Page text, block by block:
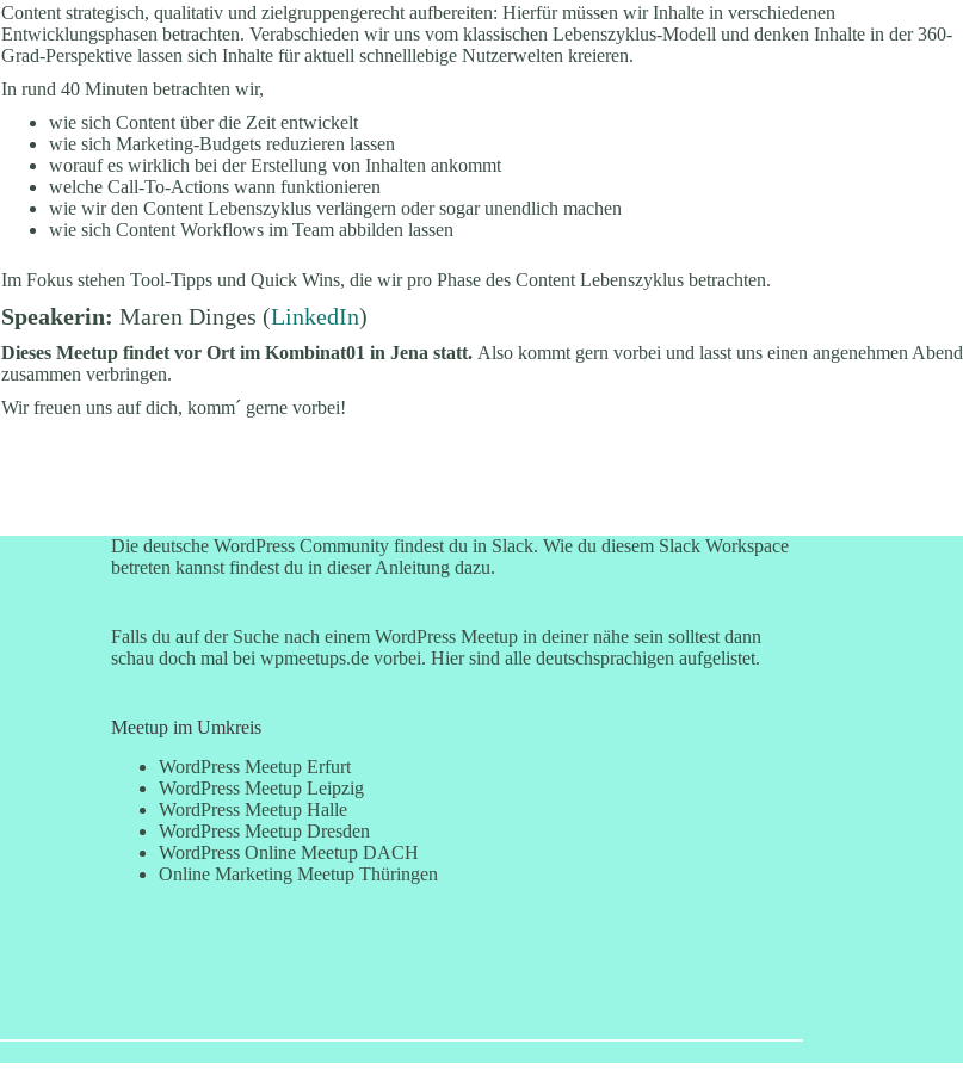
Content strategisch, qualitativ und zielgruppengerecht aufbereiten: Hierfür müssen wir Inhalte in verschiedenen
Entwicklungsphasen betrachten. Verabschieden wir uns vom klassischen Lebenszyklus-Modell und denken Inhalte in der 360-
Grad-Perspektive lassen sich Inhalte für aktuell schnelllebige Nutzerwelten kreieren.
In rund 40 Minuten betrachten wir,
wie sich Content über die Zeit entwickelt
wie sich Marketing-Budgets reduzieren lassen
worauf es wirklich bei der Erstellung von Inhalten ankommt
welche Call-To-Actions wann funktionieren
wie wir den Content Lebenszyklus verlängern oder sogar unendlich machen
wie sich Content Workflows im Team abbilden lassen
Im Fokus stehen Tool-Tipps und Quick Wins, die wir pro Phase des Content Lebenszyklus betrachten.
Speakerin: Maren Dinges (LinkedIn)
Dieses Meetup findet vor Ort im Kombinat01 in Jena statt.Also kommt gern vorbei und lasst uns einen angenehmen Abend
zusammen verbringen.
Wir freuen uns auf dich, komm´ gerne vorbei!
Die deutsche WordPress Community findest du in Slack. Wie du diesem Slack Workspace
betreten kannst findest du in dieser Anleitungdazu.
Falls du auf der Suche nach einem WordPress Meetup in deiner nähe sein solltest dann
schau doch mal bei wpmeetups.devorbei. Hier sind alle deutschsprachigen aufgelistet.
Meetup im Umkreis
WordPress Meetup Erfurt
WordPress Meetup Leipzig
WordPress Meetup Halle
WordPress Meetup Dresden
WordPress Online Meetup DACH
Online Marketing Meetup Thüringen